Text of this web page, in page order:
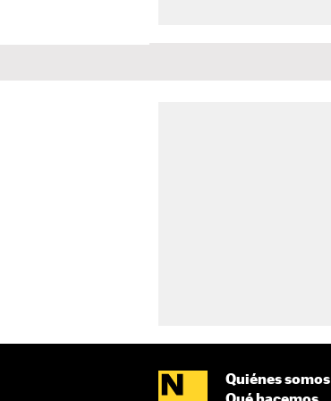
Quiénes somos